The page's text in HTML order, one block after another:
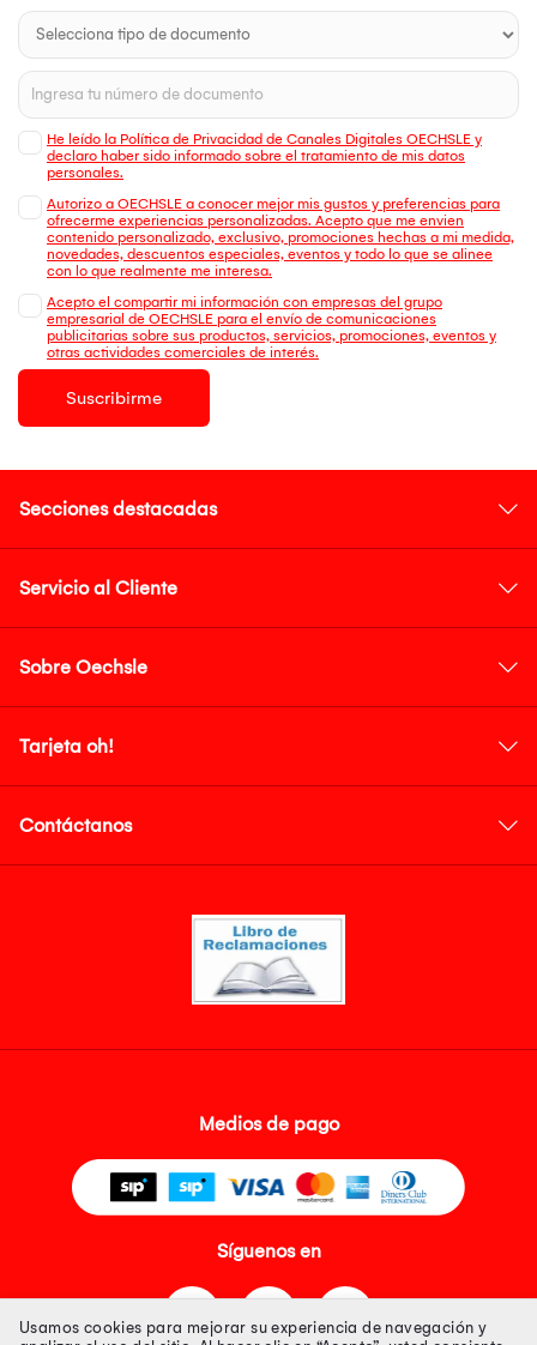
He leído la Política de Privacidad de Canales Digitales OECHSLE y
declaro haber sido informado sobre el tratamiento de mis datos
personales.
Autorizo a OECHSLE a conocer mejor mis gustos y preferencias para
ofrecerme experiencias personalizadas. Acepto que me envien
contenido personalizado, exclusivo, promociones hechas a mi medida,
novedades, descuentos especiales, eventos y todo lo que se alinee
con lo que realmente me interesa.
Acepto el compartir mi información con empresas del grupo
empresarial de OECHSLE para el envío de comunicaciones
publicitarias sobre sus productos, servicios, promociones, eventos y
otras actividades comerciales de interés.
Suscribirme
Secciones destacadas
Servicio al Cliente
Sobre Oechsle
Tarjeta oh!
Contáctanos
Medios de pago
Síguenos en
Usamos cookies para mejorar su experiencia de navegación y